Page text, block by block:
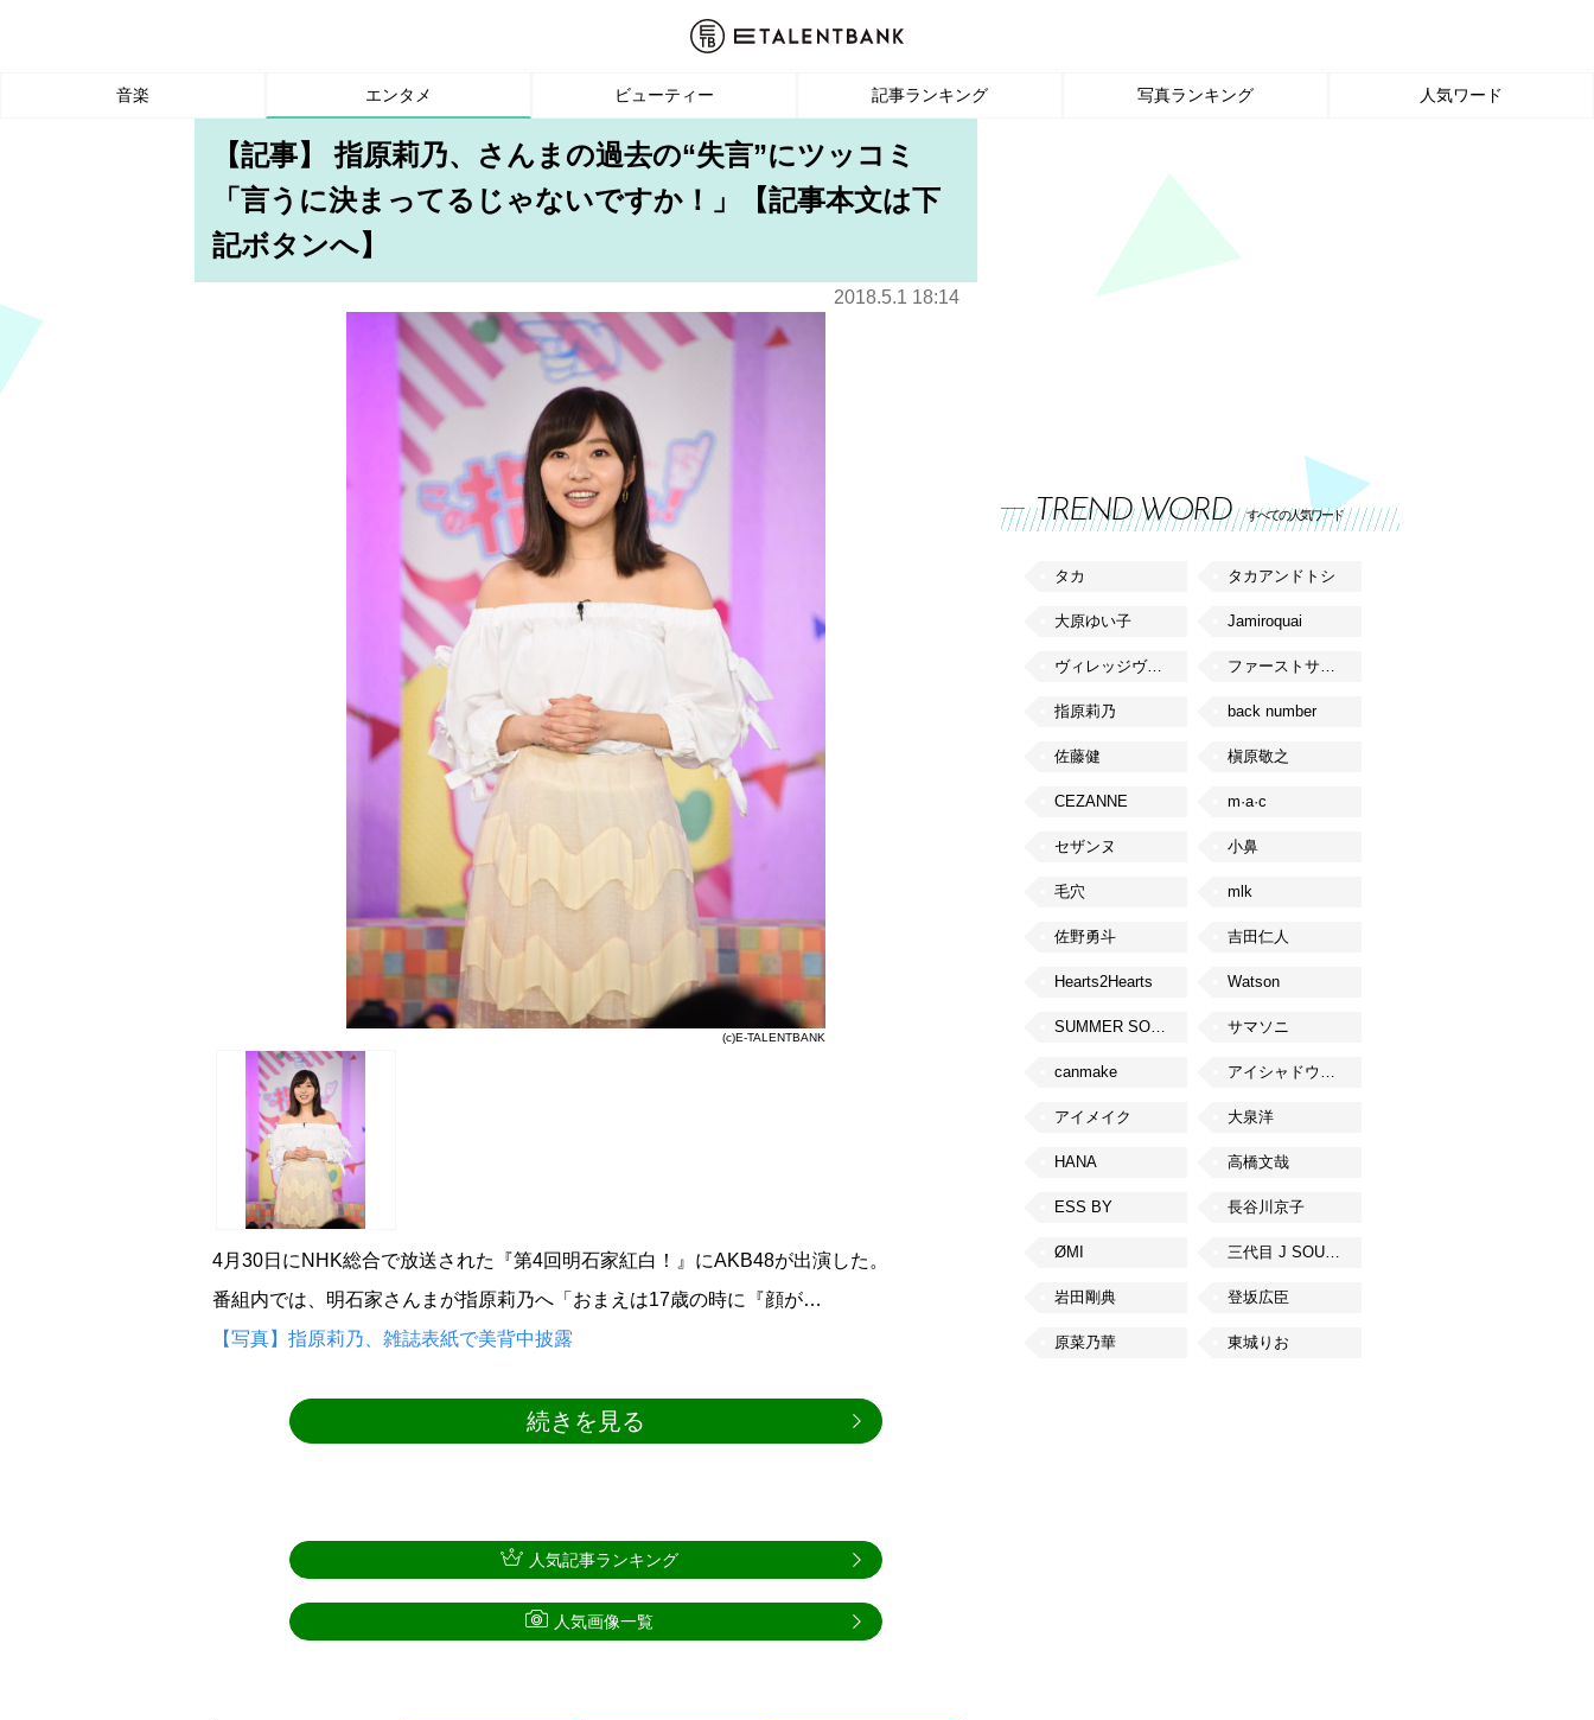
音楽 エンタメ ビューティー 記事ランキング 写真ランキング 人気ワード
【記事】 指原莉乃、さんまの過去の“失言”にツッコミ
「言うに決まってるじゃないですか！」【記事本文は下
記ボタンへ】
2018.5.1 18:14
(c)E-TALENTBANK
4月30日にNHK総合で放送された『第4回明石家紅白！』にAKB48が出演した。
番組内では、明石家さんまが指原莉乃へ「おまえは17歳の時に『顔が…
【写真】指原莉乃、雑誌表紙で美背中披露
続きを見る
人気記事ランキング
人気画像一覧
TREND WORD すべての人気ワード
タカ タカアンドトシ
大原ゆい子 Jamiroquai
ヴィレッジヴァンガード ファーストサマーウイカ
指原莉乃 back number
佐藤健 槇原敬之
CEZANNE m·a·c
セザンヌ 小鼻
毛穴 mlk
佐野勇斗 吉田仁人
Hearts2Hearts Watson
SUMMER SONIC サマソニ
canmake アイシャドウベース
アイメイク 大泉洋
HANA 高橋文哉
ESS BY 長谷川京子
ØMI 三代目 J SOUL BROTHERS from EXILE TRIBE
岩田剛典 登坂広臣
原菜乃華 東城りお